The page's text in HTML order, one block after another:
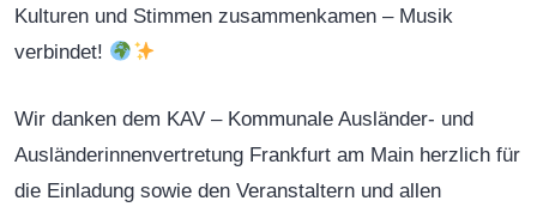
Kulturen und Stimmen zusammenkamen – Musik
verbindet!
Wir danken dem KAV – Kommunale Ausländer- und
Ausländerinnenvertretung Frankfurt am Main herzlich für
die Einladung sowie den Veranstaltern und allen